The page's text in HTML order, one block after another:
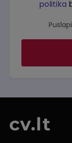
politika